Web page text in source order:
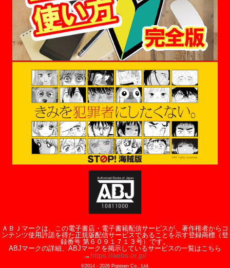
ＡＢＪマークは、この電子書店・電子書籍配信サービスが、著作権者からコ
ンテンツ使用許諾を得た正規版配信サービスであることを示す登録商標（登
録番号 第６０９１７１３号）です。
ABJマークの詳細、ABJマークを掲示しているサービスの一覧はこちら
→ https://aebs.or.jp/
©2014 - 2026Popteen Co., Ltd.